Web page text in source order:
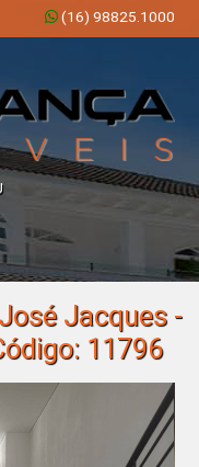
(16) 98825.1000
Jacques -
11796